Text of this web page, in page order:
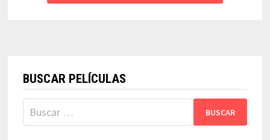
BUSCAR PELÍCULAS
Buscar: